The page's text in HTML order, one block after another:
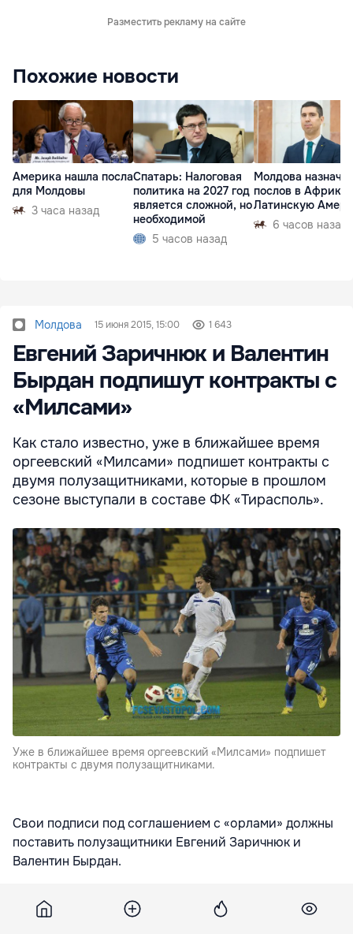
Разместить рекламу на сайте
Похожие новости
Америка нашла посла
для Молдовы
3 часа назад
Спатарь: Налоговая
политика на 2027 год
является сложной, но
необходимой
5 часов назад
Молдова
послов в Африку
Латинскую
6 часов назад
Молдова 15 июня 2015, 15:00 1 643
Евгений Заричнюк и Валентин
Бырдан подпишут контракты с
«Милсами»
Как стало известно, уже в ближайшее время
оргеевский «Милсами» подпишет контракты с
двумя полузащитниками, которые в прошлом
сезоне выступали в составе ФК «Тирасполь».
Уже в ближайшее время оргеевский «Милсами» подпишет
контракты с двумя полузащитниками.
Свои подписи под соглашением с «орлами» должны
поставить полузащитники Евгений Заричнюк и
Валентин Бырдан.
он выступает с 2012-го года. За это время Евгений